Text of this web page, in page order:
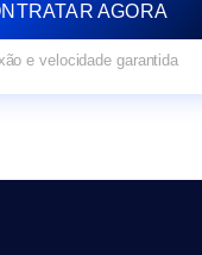
AGORA
e velocidade garantida